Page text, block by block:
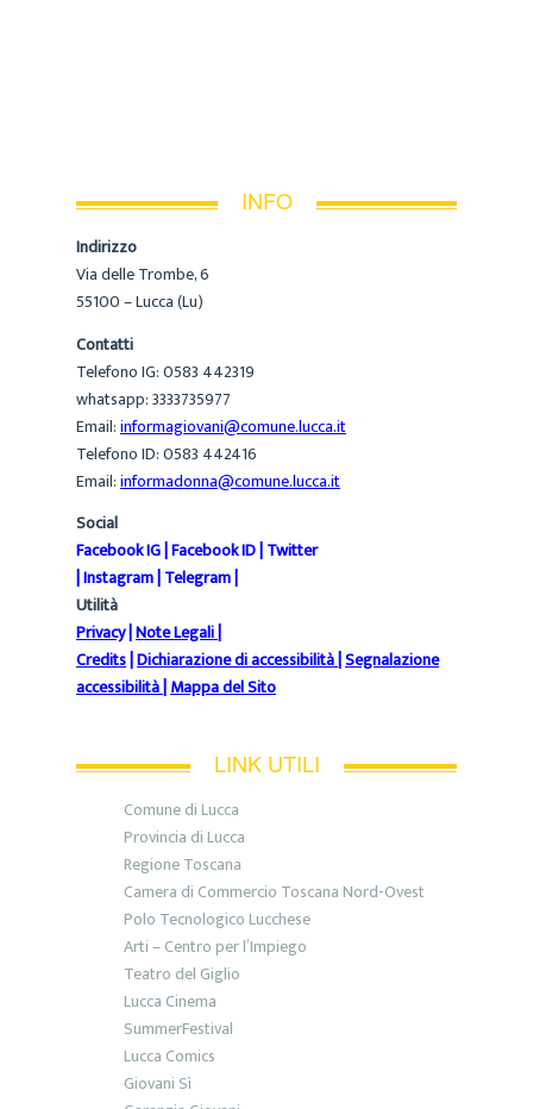
INFO
Indirizzo
Via delle Trombe, 6
55100 – Lucca (Lu)
Contatti
Telefono IG: 0583 442319
whatsapp: 3333735977
Email:informagiovani@comune.lucca.it
Telefono ID: 0583 442416
Email:informadonna@comune.lucca.it
Social
Facebook IG|Facebook ID|Twitter
|Instagram|Telegram|
Utilità
Privacy|Note Legali|
Credits|Dichiarazione di accessibilità|Segnalazione
accessibilità|Mappa del Sito
LINK UTILI
Comune di Lucca
Provincia di Lucca
Regione Toscana
Camera di Commercio Toscana Nord-Ovest
Polo Tecnologico Lucchese
Arti – Centro per l’Impiego
Teatro del Giglio
Lucca Cinema
SummerFestival
Lucca Comics
Giovani Sì